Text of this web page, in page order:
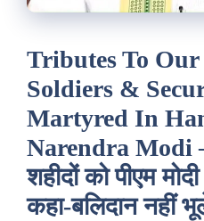
Tributes To Our
Soldiers &
Martyred In
Narendra Modi
शहीदों को पीएम
कहा-बलिदान नहीं